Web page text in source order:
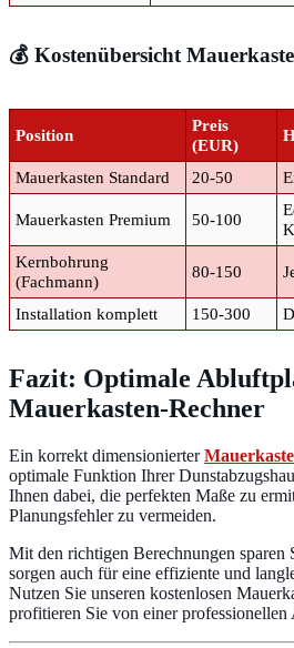
💰 Kostenübersicht
Position
Preis
(EUR)
Mauerkasten Standard 20-50
Mauerkasten Premium 50-100
Kernbohrung
(Fachmann)
80-150
Installation komplett 150-300
Fazit: Optimale
Mauerkasten-Rechner
Ein korrekt dimensionierter
optimale Funktion Ihrer
Ihnen dabei, die perfekten Maße zu
Planungsfehler zu vermeiden.
Mit den richtigen Berechnungen sparen
sorgen auch für eine effiziente und
Nutzen Sie unseren kostenlosen
profitieren Sie von einer